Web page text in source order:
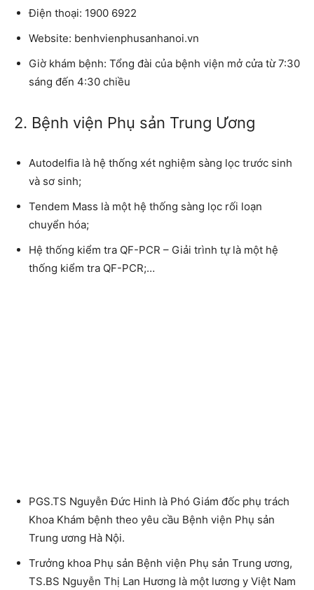
Điện thoại: 1900 6922
Website: benhvienphusanhanoi.vn
Giờ khám bệnh: Tổng đài của bệnh viện mở cửa từ 7:30
sáng đến 4:30 chiều
2. Bệnh viện Phụ sản Trung Ương
Autodelfia là hệ thống xét nghiệm sàng lọc trước sinh
và sơ sinh;
Tendem Mass là một hệ thống sàng lọc rối loạn
chuyển hóa;
Hệ thống kiểm tra QF-PCR – Giải trình tự là một hệ
thống kiểm tra QF-PCR;…
PGS.TS Nguyễn Đức Hinh là Phó Giám đốc phụ trách
Khoa Khám bệnh theo yêu cầu Bệnh viện Phụ sản
Trung ương Hà Nội.
Trưởng khoa Phụ sản Bệnh viện Phụ sản Trung ương,
TS.BS Nguyễn Thị Lan Hương là một lương y Việt Nam